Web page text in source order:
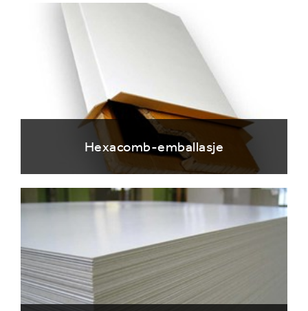
Hexacomb-emballasje